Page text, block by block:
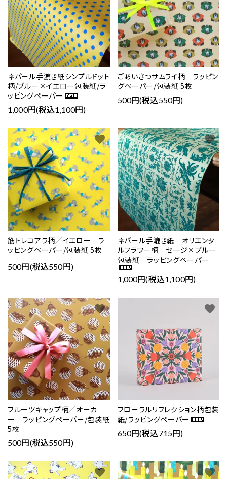
ネパール手漉き紙シンプルドット
柄/ブルー×イエロー包装紙/ラ
ッピングペーパー
1,000円(税込1,100円)
ごあいさつサムライ柄 ラッピン
グペーパー/包装紙 5枚
500円(税込550円)
筋トレコアラ柄／イエロー ラ
ッピングペーパー/包装紙 5枚
500円(税込550円)
favorite
ネパール手漉き紙 オリエンタ
ルフラワー柄 セージ×ブルー
包装紙 ラッピングペーパー
1,000円(税込1,100円)
favorite
フルーツキャップ柄／オーカ
ー ラッピングペーパー/包装紙
5枚
500円(税込550円)
favorite
フローラルリフレクション柄包装
紙/ラッピングペーパー
650円(税込715円)
favorite
favorite favorite